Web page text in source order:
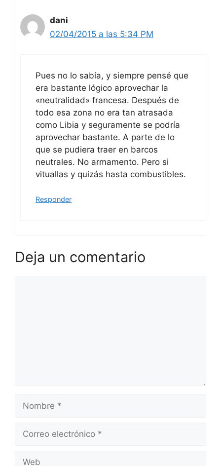
dani
02/04/2015 a las 5:34 PM
Pues no lo sabía, y siempre pensé que
era bastante lógico aprovechar la
«neutralidad» francesa. Después de
todo esa zona no era tan atrasada
como Libia y seguramente se podría
aprovechar bastante. A parte de lo
que se pudiera traer en barcos
neutrales. No armamento. Pero si
vituallas y quizás hasta combustibles.
Responder
Deja un comentario
electrónico